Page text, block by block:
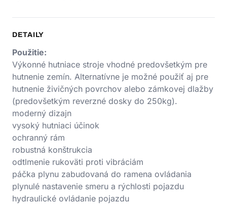
DETAILY
Použitie:
Výkonné hutniace stroje vhodné predovšetkým pre
hutnenie zemín. Alternatívne je možné použiť aj pre
hutnenie živičných povrchov alebo zámkovej dlažby
(predovšetkým reverzné dosky do 250kg).
moderný dizajn
vysoký hutniaci účinok
ochranný rám
robustná konštrukcia
odtlmenie rukoväti proti vibráciám
páčka plynu zabudovaná do ramena ovládania
plynulé nastavenie smeru a rýchlosti pojazdu
hydraulické ovládanie pojazdu